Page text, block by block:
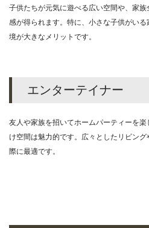
子供たちが元気に遊べる広い空間や、家
感が得られます。特に、小さな子供がい
境が大きなメリットです。
エンターテイナー
友人や家族を招いてホームパーティーを
け空間は魅力的です。広々としたリビン
際に最適です。